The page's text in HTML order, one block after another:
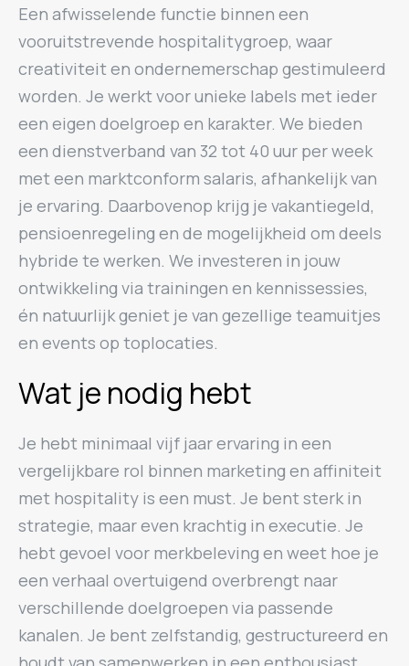
Een afwisselende functie binnen een
vooruitstrevende hospitalitygroep, waar
creativiteit en ondernemerschap gestimuleerd
worden. Je werkt voor unieke labels met ieder
een eigen doelgroep en karakter. We bieden
een dienstverband van 32 tot 40 uur per week
met een marktconform salaris, afhankelijk van
je ervaring. Daarbovenop krijg je vakantiegeld,
pensioenregeling en de mogelijkheid om deels
hybride te werken. We investeren in jouw
ontwikkeling via trainingen en kennissessies,
én natuurlijk geniet je van gezellige teamuitjes
en events op toplocaties.
Wat je nodig hebt
Je hebt minimaal vijf jaar ervaring in een
vergelijkbare rol binnen marketing en affiniteit
met hospitality is een must. Je bent sterk in
strategie, maar even krachtig in executie. Je
hebt gevoel voor merkbeleving en weet hoe je
een verhaal overtuigend overbrengt naar
verschillende doelgroepen via passende
kanalen. Je bent zelfstandig, gestructureerd en